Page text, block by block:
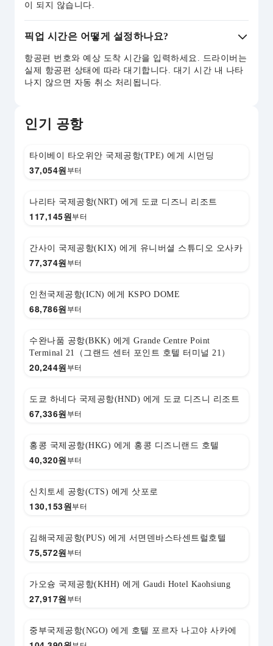
이 되지 않습니다.
픽업 시간은 어떻게 설정하나요?
항공편 번호와 예상 도착 시간을 입력하세요. 드라이버는
실제 항공편 상태에 따라 대기합니다. 대기 시간 내 나타
나지 않으면 자동 취소 처리됩니다.
인기 공항
타이베이 타오위안 국제공항(TPE) 에게 시먼딩
원
37,054 부터
나리타 국제공항(NRT) 에게 도쿄 디즈니 리조트
원
117,145 부터
간사이 국제공항(KIX) 에게 유니버셜 스튜디오 오사카
원
77,374 부터
인천국제공항(ICN) 에게 KSPO DOME
원
68,786 부터
수완나품 공항(BKK) 에게 Grande Centre Point
Terminal 21（그랜드 센터 포인트 호텔 터미널 21）
원
20,244 부터
도쿄 하네다 국제공항(HND) 에게 도쿄 디즈니 리조트
원
67,336 부터
홍콩 국제공항(HKG) 에게 홍콩 디즈니랜드 호텔
원
40,320 부터
신치토세 공항(CTS) 에게 삿포로
원
130,153 부터
김해국제공항(PUS) 에게 서면덴바스타센트럴호텔
원
75,572 부터
가오슝 국제공항(KHH) 에게 Gaudi Hotel Kaohsiung
원
27,917 부터
중부국제공항(NGO) 에게 호텔 포르자 나고야 사카에